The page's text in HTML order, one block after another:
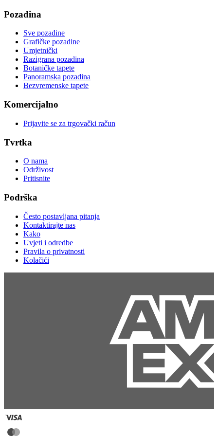
Pozadina
Sve pozadine
Grafičke pozadine
Umjetnički
Razigrana pozadina
Botaničke tapete
Panoramska pozadina
Bezvremenske tapete
Komercijalno
Prijavite se za trgovački račun
Tvrtka
O nama
Održivost
Pritisnite
Podrška
Često postavljana pitanja
Kontaktirajte nas
Kako
Uvjeti i odredbe
Pravila o privatnosti
Kolačići